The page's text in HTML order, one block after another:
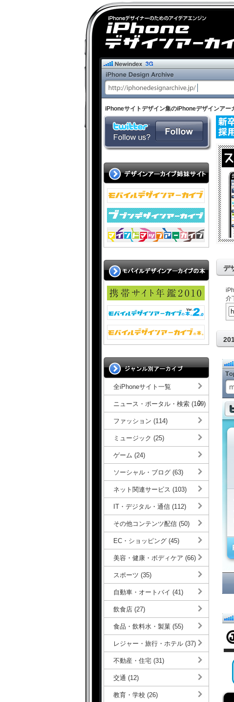
iPhoneサイトデザイン集のiPhoneデザインア
デ
介
全iPhoneサイト一覧
ニュース・ポータル・検索 (169)
ファッション (114)
ミュージック (25)
ゲーム (24)
ソーシャル・ブログ (63)
ネット関連サービス (103)
IT・デジタル・通信 (112)
その他コンテンツ配信 (50)
EC・ショッピング (45)
美容・健康・ボディケア (66)
スポーツ (35)
自動車・オートバイ (41)
飲食店 (27)
食品・飲料水・製菓 (55)
レジャー・旅行・ホテル (37)
不動産・住宅 (31)
交通 (12)
教育・学校 (26)